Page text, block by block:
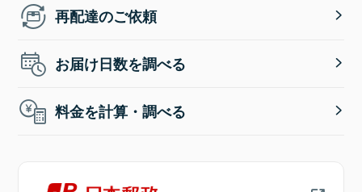
再配達のご依頼
お届け日数を調べる
料金を計算・調べる